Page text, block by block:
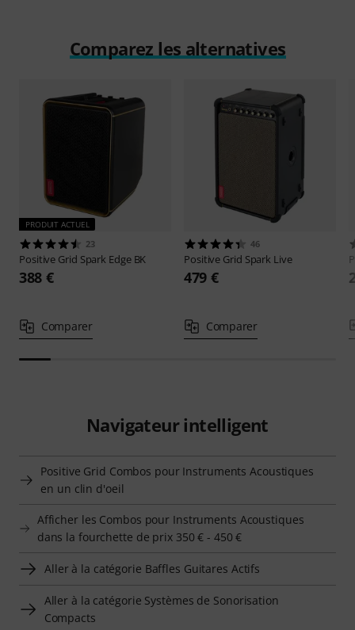
Comparez les alternatives
PRODUIT ACTUEL
23
Positive Grid Spark Edge BK
388 €
Comparer
46
Positive Grid Spark Live
479 €
Comparer
Navigateur intelligent
Positive Grid Combos pour Instruments Acoustiques
en un clin d'oeil
Afficher les Combos pour Instruments Acoustiques
dans la fourchette de prix 350 € - 450 €
Aller à la catégorie Baffles Guitares Actifs
Aller à la catégorie Systèmes de Sonorisation
Compacts